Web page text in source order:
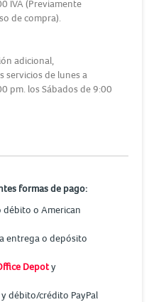
IVA (Previamente
de compra).
adicional,
servicios de lunes a
pm. los Sábados de 9:00
formas de pago:
débito o American
entrega o depósito
Depoty
débito/crédito PayPal